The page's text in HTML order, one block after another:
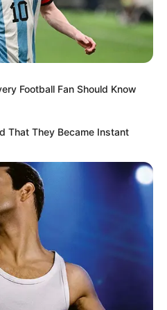
en días pasado elministro de
, era algo que se venía
Football Fan Should Know
That They Became Instant